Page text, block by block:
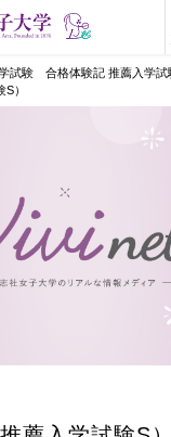
試験 合格体験記 推薦入学試
）